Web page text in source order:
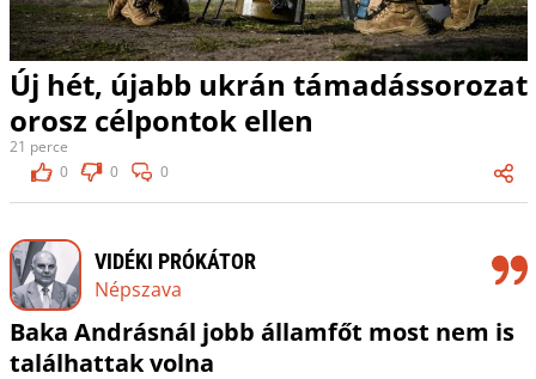
Új hét, újabb ukrán támadássorozat
orosz célpontok ellen
21 perce
0
0 0
VIDÉKI PRÓKÁTOR
Népszava
Baka Andrásnál jobb államfőt most nem is
találhattak volna